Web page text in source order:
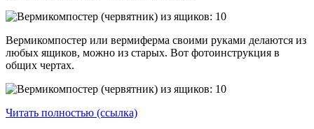
Вермикомпостер или вермиферма своими руками делаются из
любых ящиков, можно из старых. Вот фотоинструкция в
общих чертах.
Читать полностью (ссылка)